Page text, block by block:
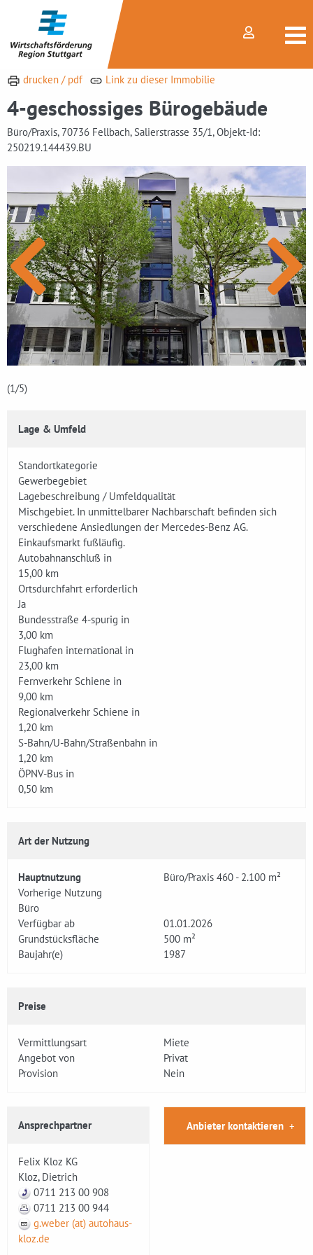
drucken / pdf Link zu dieser Immobilie
4-geschossiges Bürogebäude
Büro/Praxis, 70736 Fellbach, Salierstrasse 35/1, Objekt-Id:
250219.144439.BU
(1/5)
Lage & Umfeld
Standortkategorie
Gewerbegebiet
Lagebeschreibung / Umfeldqualität
Mischgebiet. In unmittelbarer Nachbarschaft befinden sich
verschiedene Ansiedlungen der Mercedes-Benz AG.
Einkaufsmarkt fußläufig.
Autobahnanschluß in
15,00 km
Ortsdurchfahrt erforderlich
Ja
Bundesstraße 4-spurig in
3,00 km
Flughafen international in
23,00 km
Fernverkehr Schiene in
9,00 km
Regionalverkehr Schiene in
1,20 km
S-Bahn/U-Bahn/Straßenbahn in
1,20 km
ÖPNV-Bus in
0,50 km
Art der Nutzung
Hauptnutzung
Büro/Praxis 460 - 2.100 m²
Vorherige Nutzung
Büro
Verfügbar ab
01.01.2026
Grundstücksfläche
500 m²
Baujahr(e)
1987
Preise
Vermittlungsart
Miete
Angebot von
Privat
Provision
Nein
Ansprechpartner
Felix Kloz KG
Kloz, Dietrich
0711 213 00 908
0711 213 00 944
g.weber (at) autohaus-
kloz.de
Anbieter kontaktieren